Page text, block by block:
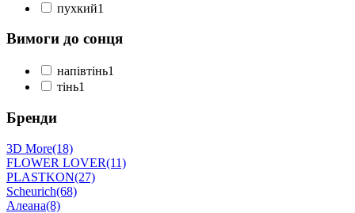
пухкий1
Вимоги до сонця
напівтінь1
тінь1
Бренди
3D More(18)
FLOWER LOVER(11)
PLASTKON(27)
Scheurich(68)
Алеана(8)